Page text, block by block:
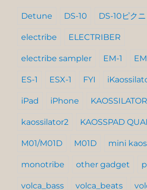
Detune DS-10 DS-10ピクニ
electribe ELECTRIBER
electribe sampler EM-1
ES-1 ESX-1 FYI
iPad iPhone KAOSSILATOR
kaossilator2 KAOSSPAD
M01/M01D M01D mini
monotribe other gadget
volca_bass volca_beats